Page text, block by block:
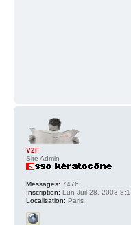
V2F
Site Admin
Messages: 7476
Inscription: Lun Juil 28, 2003
Localisation: Paris